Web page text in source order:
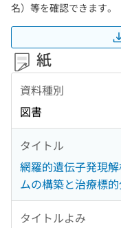
名）等を確認できます。
紙
資料種別
図書
タイトル
網羅的遺伝子発現
ムの構築と治療標
タイトルよみ